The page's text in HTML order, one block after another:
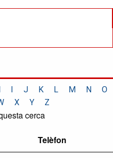
I J K L M N
O
X Y Z
cerca
Telèfon